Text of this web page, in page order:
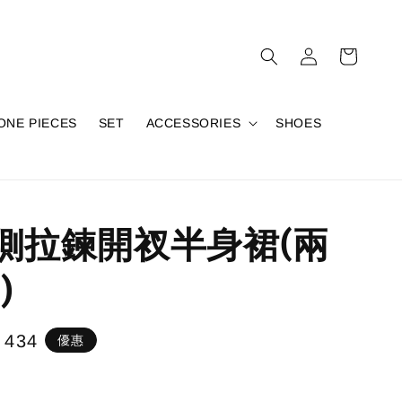
PIECES SET ACCESSORIES SHOES
拉鍊開衩半身裙(兩
434 優惠